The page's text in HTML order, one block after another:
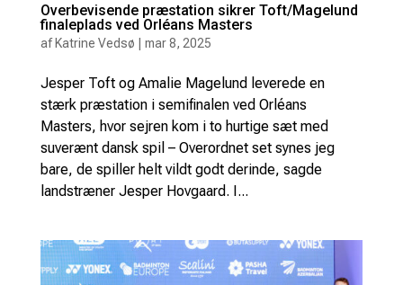
Overbevisende præstation sikrer Toft/Magelund
finaleplads ved Orléans Masters
afKatrine Vedsø | mar 8, 2025
Jesper Toft og Amalie Magelund leverede en
stærk præstation i semifinalen ved Orléans
Masters, hvor sejren kom i to hurtige sæt med
suverænt dansk spil – Overordnet set synes jeg
bare, de spiller helt vildt godt derinde, sagde
landstræner Jesper Hovgaard. I...